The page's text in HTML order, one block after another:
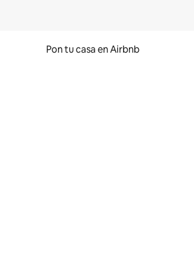
Pon tu casa en Airbnb